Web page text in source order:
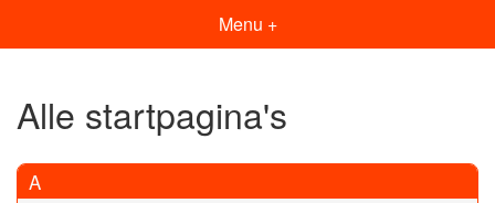
Menu +
Alle startpagina's
A